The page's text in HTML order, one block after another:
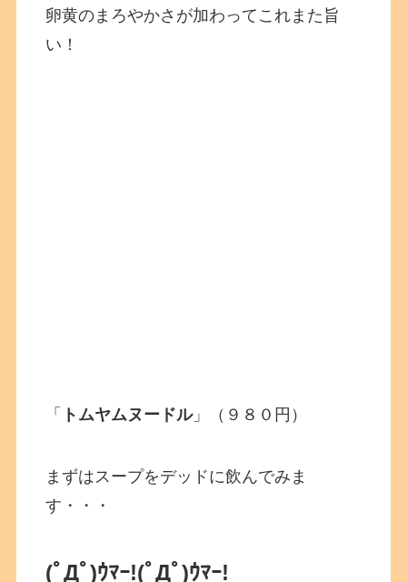
卵黄のまろやかさが加わってこれまた旨
い！
「 トムヤムヌードル」（９８０円）
まずはスープをデッドに飲んでみま
す・・・
(ﾟДﾟ)ｳﾏｰ!(ﾟДﾟ)ｳﾏｰ!